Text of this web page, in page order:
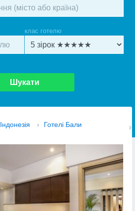
клас готелю
Шукати
Індонезія › Готелі Бали